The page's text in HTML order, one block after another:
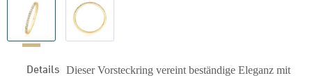
Details Dieser Vorsteckring vereint beständige Eleganz mit